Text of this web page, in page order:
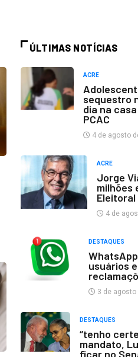
ÚLTIMAS NOTÍCIAS
ACRE
sequestro
dia na
PCAC
4 de agosto
ACRE
Jorge
milhões
Eleitoral
4 de
DESTAQUES
usuários
3 de agosto
DESTAQUES
“tenho
mandato,
ficar no